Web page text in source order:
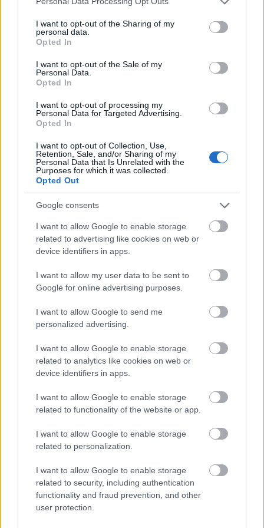
not limited to your visit or usage behaviour. You may click to
grant or deny consent to Google and its third-party tags to
use your data for below specified purposes in below Google
consent section.
I want to opt-out of the Sharing of my
personal data.
Opted In
I want to opt-out of the Sale of my
Personal Data.
Opted In
I want to opt-out of processing my
Personal Data for Targeted Advertising.
Opted In
I want to opt-out of Collection, Use,
Retention, Sale, and/or Sharing of my
Personal Data that Is Unrelated with the
Purposes for which it was collected.
Opted Out
Google consents
I want to allow Google to enable storage
related to advertising like cookies on web or
device identifiers in apps.
I want to allow my user data to be sent to
Google for online advertising purposes.
I want to allow Google to send me
personalized advertising.
I want to allow Google to enable storage
related to analytics like cookies on web or
device identifiers in apps.
I want to allow Google to enable storage
related to functionality of the website or app.
I want to allow Google to enable storage
related to personalization.
I want to allow Google to enable storage
related to security, including authentication
functionality and fraud prevention, and other
user protection.
Tras unas duras negociaciones con la Lazio, el Mallorca ha conseguido
su gran objetivo del verano, retener a Vedat Muriqi. A continuación
repasamos los últimos movimientos y rumores de fichajes en LaLiga.
Rumores de fichajes: Villarreal y Sevilla, a pescar en el
Tottenham
El Tottenham no ha llevado a Lo Celso y Reguilón a la gira asiática y
fichajes de las últimas horas en LaLiga.